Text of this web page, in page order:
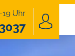
Uhr